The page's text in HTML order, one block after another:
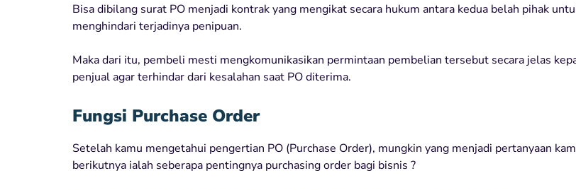
Bisa dibilang surat PO menjadi kontrak yang mengikat secara hukum antara kedua belah pihak
menghindari terjadinya penipuan.
Maka dari itu, pembeli mesti mengkomunikasikan permintaan pembelian tersebut secara jelas
penjual agar terhindar dari kesalahan saat PO diterima.
Fungsi Purchase Order
Setelah kamu mengetahui pengertian PO (Purchase Order), mungkin yang menjadi pertanyaan
berikutnya ialah seberapa pentingnya purchasing order bagi bisnis ?